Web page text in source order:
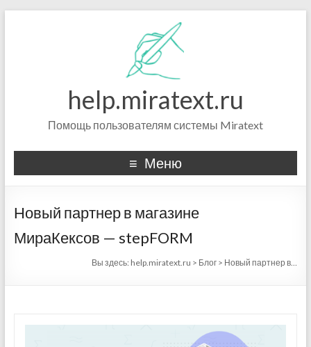
help.miratext.ru
Помощь пользователям системы Miratext
Меню
Новый партнер в магазине
МираКексов — stepFORM
Вы здесь: help.miratext.ru > Блог > Новый партнер в…